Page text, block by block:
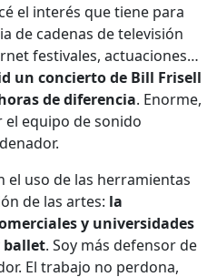
el interés que tiene para
de cadenas de televisión
festivales, actuaciones…
un concierto de Bill Frisell
de diferencia. Enorme,
el equipo de sonido
el uso de las herramientas
de las artes: la
y universidades
ballet. Soy más defensor de
El trabajo no perdona,